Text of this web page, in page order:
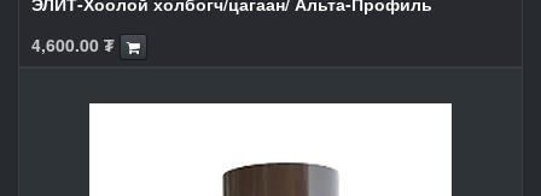
4,600.00 ₮